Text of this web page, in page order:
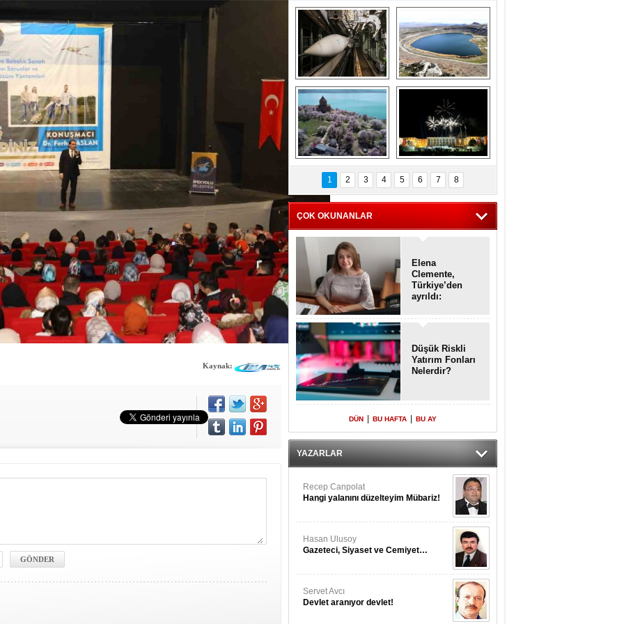
Kaynak:
Askeri gemi
mezarlığındaki terk
edilmiş gemilerin
etkileyici
görüntüleri
Kapadokya'nın
ilkbaharda bir başka
güzel
Ziyaretçisiz kalan
Akdamar Adası
badem çiçekleri ile
görsel bir güzellik
Haftanın
fotoğrafları
1 2 3 4 5 6 7 8
ÇOK OKUNANLAR
Elena
Clemente,
Türkiye’den
ayrıldı:
Enkaz!
Düşük Riskli
Yatırım Fonları
Nelerdir?
DÜN BU HAFTA BU AY
YAZARLAR
Recep Canpolat
Hangi yalanını düzelteyim Mübariz!
Hasan Ulusoy
Gazeteci, Siyaset ve Cemiyet…
Servet Avcı
Devlet aranıyor devlet!